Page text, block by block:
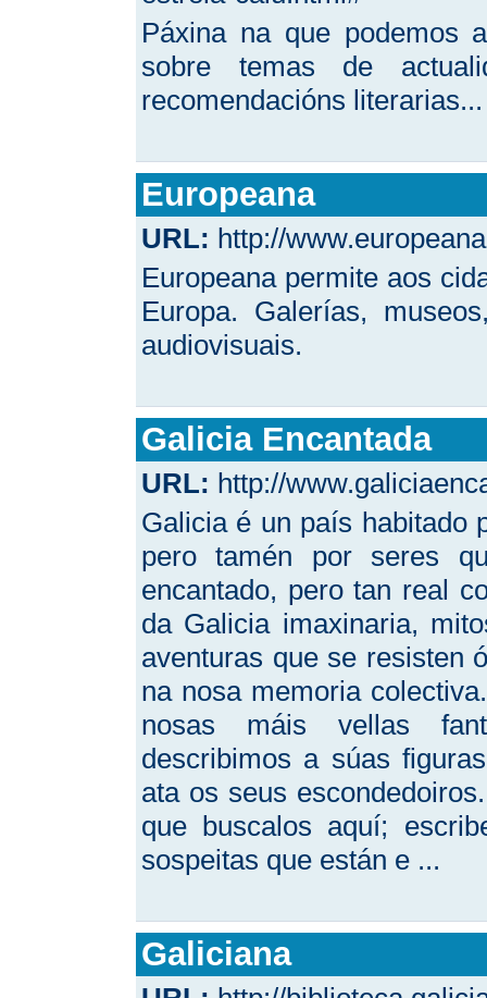
Páxina na que podemos
sobre temas de
recomendacións literarias...
Europeana
URL: http://
Europeana permite aos
Europa. Galerías,
audiovisuais.
Galicia Encantada
URL: http://
Galicia é un país habitado
pero tamén por seres
encantado, pero tan real
da Galicia imaxinaria,
aventuras que se resisten
na nosa memoria
nosas máis vellas
describimos a súas
ata os seus
que buscalos aquí;
sospeitas que están e ...
Galiciana